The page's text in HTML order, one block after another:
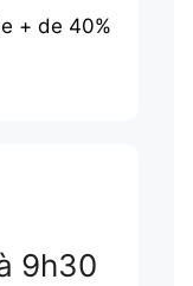
+ de 40%
9h30